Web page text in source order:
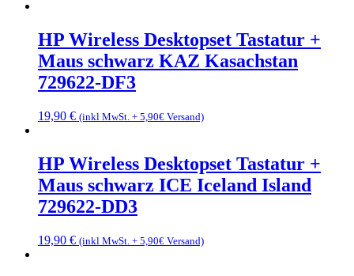
HP Wireless Desktopset Tastatur +
Maus schwarz KAZ Kasachstan
729622-DF3
19,90 € (inkl MwSt. + 5,90€ Versand)
HP Wireless Desktopset Tastatur +
Maus schwarz ICE Iceland Island
729622-DD3
19,90 € (inkl MwSt. + 5,90€ Versand)